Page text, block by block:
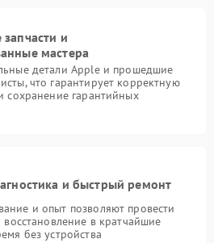
и
мастера
детали Apple и прошедшие
что гарантирует корректную
сохранение гарантийных
и быстрый ремонт
и опыт позволяют провести
восстановление в кратчайшие
без устройства